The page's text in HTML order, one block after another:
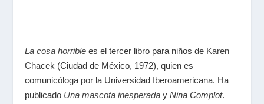
La cosa horrible es el tercer libro para niños de Karen
Chacek (Ciudad de México, 1972), quien es
comunicóloga por la Universidad Iberoamericana. Ha
publicado Una mascota inesperada yNina Complot.